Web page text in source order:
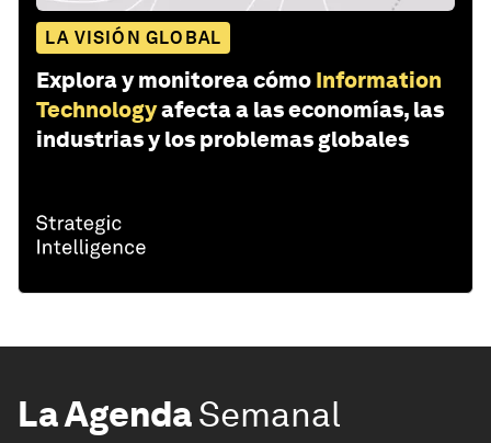
LA VISIÓN GLOBAL
Explora y monitorea cómo Information
Technologyafecta a las economías, las
industrias y los problemas globales
La AgendaSemanal